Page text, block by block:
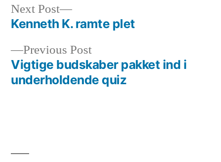
Post
navigation
Previous PostPrevious
post:
Vigtige budskaber pakket ind i
underholdende quiz
Next Post
Next
post:
Kenneth K. ramte plet